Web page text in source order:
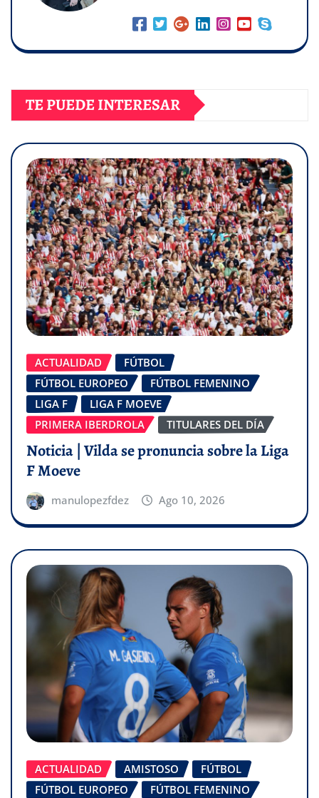
TE PUEDE INTERESAR
ACTUALIDAD
FÚTBOL
FÚTBOL EUROPEO
FÚTBOL FEMENINO
LIGA F
LIGA F MOEVE
PRIMERA IBERDROLA
TITULARES DEL DÍA
Noticia | Vilda se pronuncia sobre la Liga
F Moeve
manulopezfdez Ago 10, 2026
ACTUALIDAD AMISTOSO
FÚTBOL
FÚTBOL EUROPEO
FÚTBOL FEMENINO